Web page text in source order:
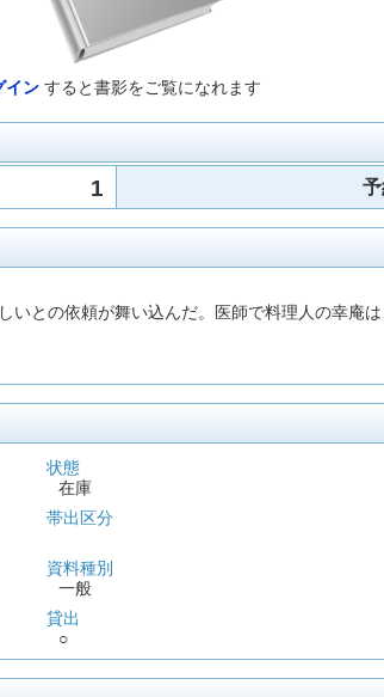
イン すると書影をご覧になれます
1
との依頼が舞い込んだ。医師で料理人の幸庵
状態
在庫
帯出区分
資料種別
一般
貸出
○